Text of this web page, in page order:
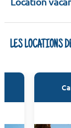
LES LOCATIONS